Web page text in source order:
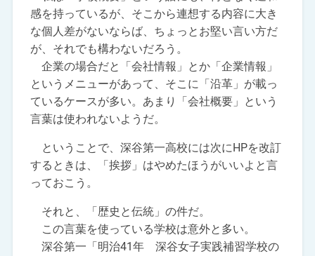
感を持っているが、そこから連想する内容に大き
な個人差がないならば、ちょっとお堅い言い方だ
が、それでも構わないだろう。
企業の場合だと「会社情報」とか「企業情報」
というメニューがあって、そこに「沿革」が載っ
ているケースが多い。あまり「会社概要」という
言葉は使われないようだ。
ということで、深谷第一高校には次にHPを改訂
するときは、「挨拶」はやめたほうがいいよと言
っておこう。
それと、「歴史と伝統」の件だ。
この言葉を使っている学校は意外と多い。
深谷第一「明治41年 深谷女子実践補習学校の